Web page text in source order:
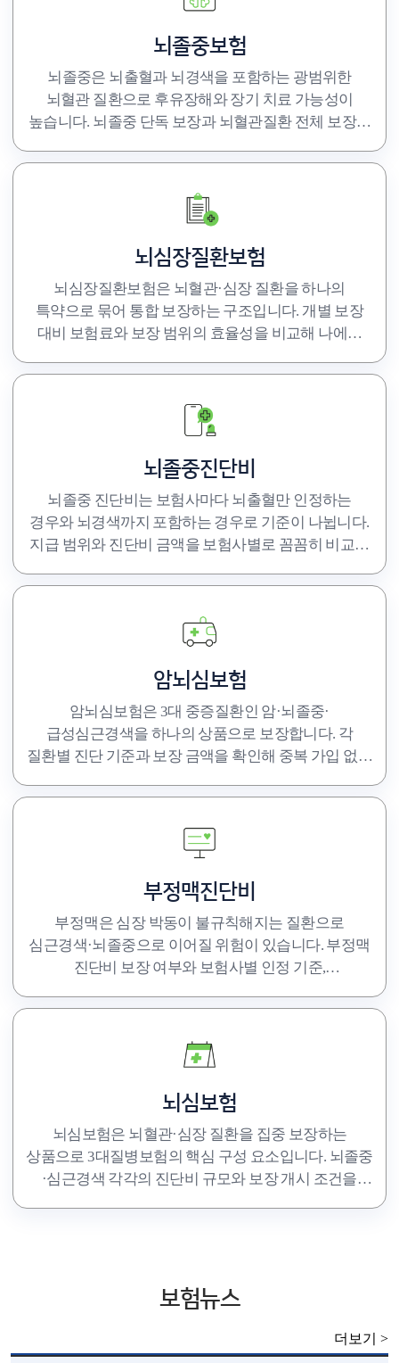
뇌졸중보험
뇌졸중은 뇌출혈과 뇌경색을 포함하는 광범위한
뇌혈관 질환으로 후유장해와 장기 치료 가능성이
높습니다. 뇌졸중 단독 보장과 뇌혈관질환 전체 보장의
뇌심장질환보험
뇌심장질환보험은 뇌혈관·심장 질환을 하나의
특약으로 묶어 통합 보장하는 구조입니다. 개별 보장
대비 보험료와 보장 범위의 효율성을 비교해 나에게
뇌졸중진단비
뇌졸중 진단비는 보험사마다 뇌출혈만 인정하는
경우와 뇌경색까지 포함하는 경우로 기준이 나뉩니다.
지급 범위와 진단비 금액을 보험사별로 꼼꼼히 비교해
암뇌심보험
암뇌심보험은 3대 중증질환인 암·뇌졸중·
급성심근경색을 하나의 상품으로 보장합니다. 각
질환별 진단 기준과 보장 금액을 확인해 중복 가입 없이
부정맥진단비
부정맥은 심장 박동이 불규칙해지는 질환으로
심근경색·뇌졸중으로 이어질 위험이 있습니다. 부정맥
진단비 보장 여부와 보험사별 인정 기준,
뇌심보험
뇌심보험은 뇌혈관·심장 질환을 집중 보장하는
상품으로 3대질병보험의 핵심 구성 요소입니다. 뇌졸중
·심근경색 각각의 진단비 규모와 보장 개시 조건을
보험뉴스
더보기 >